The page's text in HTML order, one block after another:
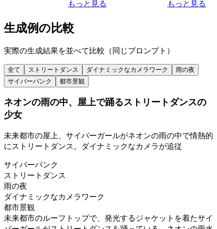
もっと見る
もっと見る
生成例の比較
実際の生成結果を並べて比較（同じプロンプト）
全て ストリートダンス ダイナミックなカメラワーク
雨の夜
サイバーパンク
都市景観
ネオンの雨の中、屋上で踊るストリートダンスの
少女
未来都市の屋上、サイバーガールがネオンの雨の中で情熱的
にストリートダンス。ダイナミックなカメラが追従
サイバーパンク
ストリートダンス
雨の夜
ダイナミックなカメラワーク
都市景観
未来都市のルーフトップで、発光するジャケットを着たサイ